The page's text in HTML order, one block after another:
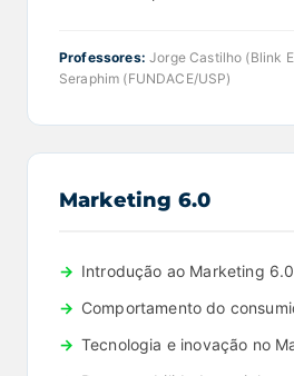
Professores: Jorge Castilho (Blink
Seraphim (FUNDACE/USP)
Marketing 6.0
Introdução ao Marketing 6.0
Comportamento do
Tecnologia e inovação no